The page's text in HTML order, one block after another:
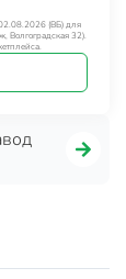
(ВБ) для
Волгоградская 32).